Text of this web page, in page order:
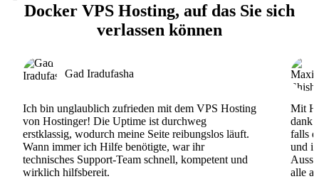
Docker VPS Hosting, auf das Sie sich
verlassen können
Gad Iradufasha
Ich bin unglaublich zufrieden mit dem VPS Hosting
von Hostinger! Die Uptime ist durchweg
erstklassig, wodurch meine Seite reibungslos läuft.
Wann immer ich Hilfe benötigte, war ihr
technisches Support-Team schnell, kompetent und
wirklich hilfsbereit.
Mit
dank
falls
und
alle